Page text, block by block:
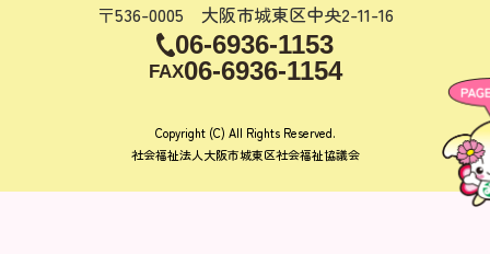
〒536-0005 大阪市城東区中央2-11-16
06-6936-1153
FAX06-6936-1154
Copyright (C) All Rights Reserved.
社会福祉法人大阪市城東区社会福祉協議会